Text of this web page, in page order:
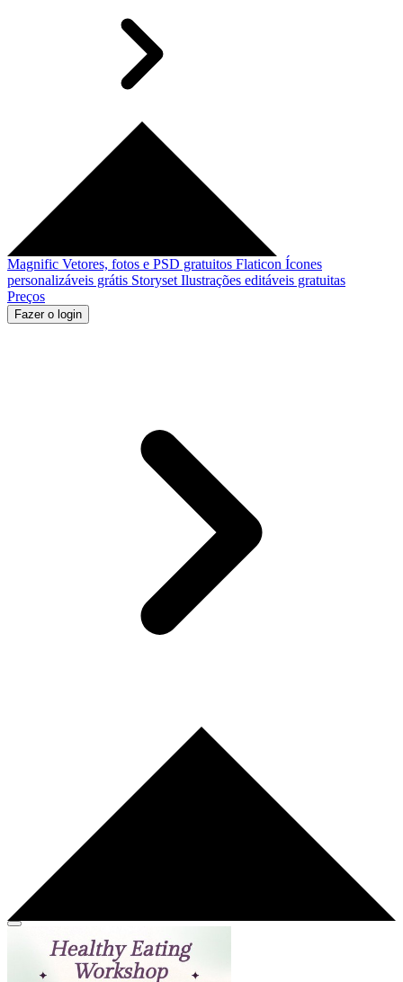
Magnific Vetores, fotos e PSD gratuitos Flaticon Ícones
personalizáveis grátis Storyset Ilustrações editáveis gratuitas
Preços
Fazer o login